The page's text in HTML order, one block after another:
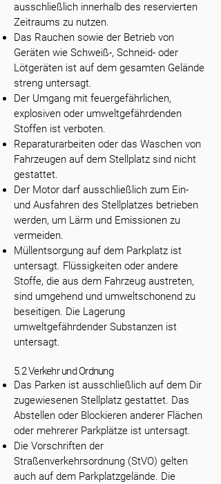
ausschließlich innerhalb des reservierten
Zeitraums zu nutzen.
Das Rauchen sowie der Betrieb von
Geräten wie Schweiß-, Schneid- oder
Lötgeräten ist auf dem gesamten Gelände
streng untersagt.
Der Umgang mit feuergefährlichen,
explosiven oder umweltgefährdenden
Stoffen ist verboten.
Reparaturarbeiten oder das Waschen von
Fahrzeugen auf dem Stellplatz sind nicht
gestattet.
Der Motor darf ausschließlich zum Ein-
und Ausfahren des Stellplatzes betrieben
werden, um Lärm und Emissionen zu
vermeiden.
Müllentsorgung auf dem Parkplatz ist
untersagt. Flüssigkeiten oder andere
Stoffe, die aus dem Fahrzeug austreten,
sind umgehend und umweltschonend zu
beseitigen. Die Lagerung
umweltgefährdender Substanzen ist
untersagt.
5.2 Verkehr und Ordnung
Das Parken ist ausschließlich auf dem Dir
zugewiesenen Stellplatz gestattet. Das
Abstellen oder Blockieren anderer Flächen
oder mehrerer Parkplätze ist untersagt.
Die Vorschriften der
Straßenverkehrsordnung (StVO) gelten
auch auf dem Parkplatzgelände. Die